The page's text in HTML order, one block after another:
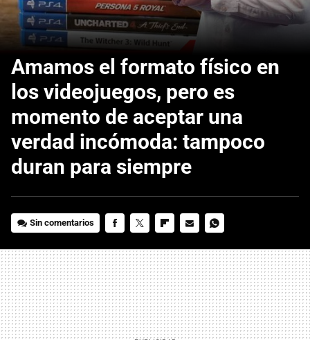
Amamos el formato físico en
los videojuegos, pero es
momento de aceptar una
verdad incómoda: tampoco
duran para siempre
Sin comentarios
MAIL